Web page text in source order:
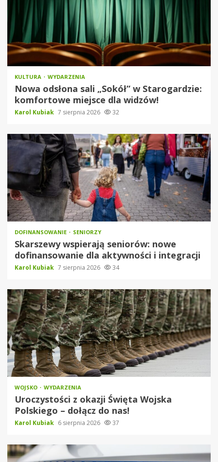
KULTURA WYDARZENIA
Nowa odsłona sali „Sokół” w Starogardzie:
komfortowe miejsce dla widzów!
Karol Kubiak 7 sierpnia 2026 32
DOFINANSOWANIE SENIORZY
Skarszewy wspierają seniorów: nowe
dofinansowanie dla aktywności i integracji
Karol Kubiak 7 sierpnia 2026 34
WOJSKO WYDARZENIA
Uroczystości z okazji Święta Wojska
Polskiego – dołącz do nas!
Karol Kubiak 6 sierpnia 2026 37